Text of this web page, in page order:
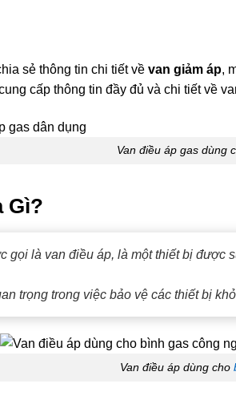
sẻ thông tin chi tiết vềvan giảm áp,
cấp thông tin đầy đủ và chi tiết về
Van điều áp gas dùng
Gì?
gọi là van điều áp, là một thiết bị được
trọng trong việc bảo vệ các thiết bị
Van điều áp dùng cho